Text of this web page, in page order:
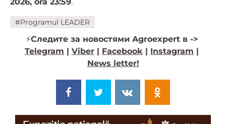
#Programul LEADER
⚡️Следите за новостями Agroexpert в ->
Telegram | Viber | Facebook | Instagram |
News letter!